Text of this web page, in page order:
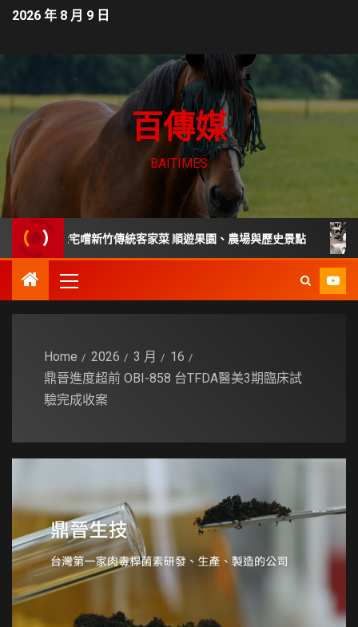
2026 年 8 月 9 日
百傳媒
BAITIMES
老宅嚐新竹傳統客家菜 順遊果園、農場與歷史景點 家庭
Home 2026 3 月
16
鼎晉進度超前 OBI-858 台TFDA醫美3期臨床試
驗完成收案